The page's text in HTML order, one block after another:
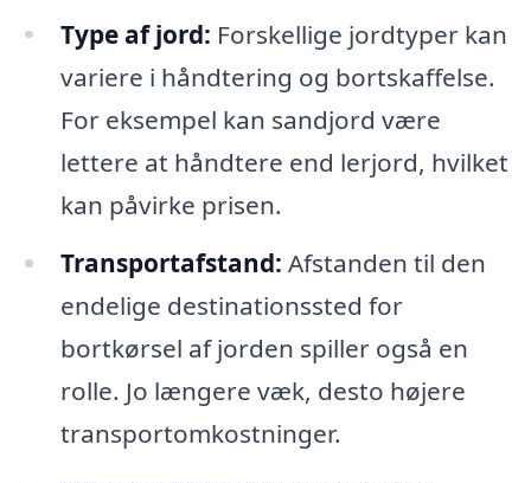
Type af jord: Forskellige jordtyper kan
variere i håndtering og bortskaffelse.
For eksempel kan sandjord være
lettere at håndtere end lerjord, hvilket
kan påvirke prisen.
Transportafstand: Afstanden til den
endelige destinationssted for
bortkørsel af jorden spiller også en
rolle. Jo længere væk, desto højere
transportomkostninger.